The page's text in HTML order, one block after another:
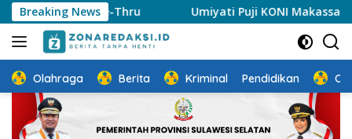
Langsung
ke
konten
Breaking News
Thru Umiyati Puji KONI Makassar Pastikan Atlet
Olahraga Berita Kriminal Pendidikan